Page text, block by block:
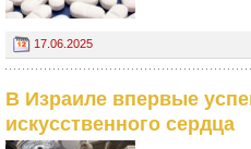
17.06.2025
В Израиле впервые
искусственного сердца